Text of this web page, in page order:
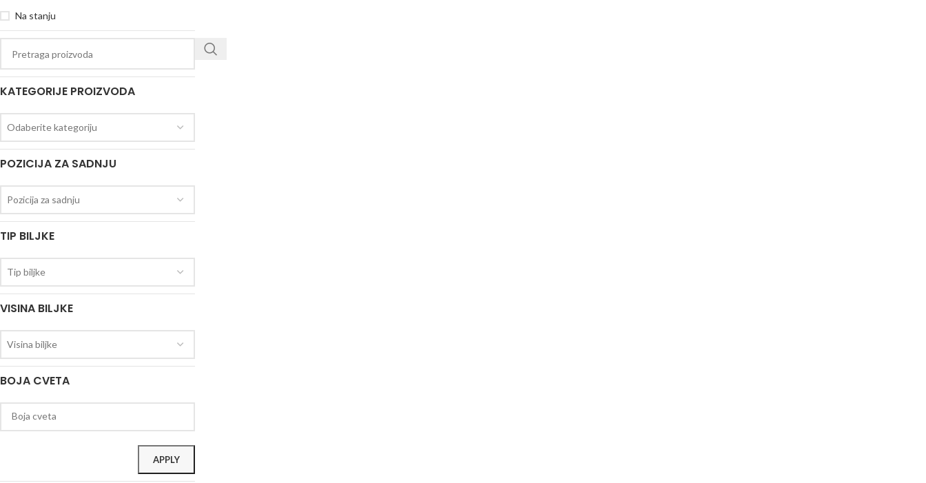
Na stanju
KATEGORIJE PROIZVODA
Odaberite kategoriju
POZICIJA ZA SADNJU
Pozicija za sadnju
TIP BILJKE
Tip biljke
VISINA BILJKE
Visina biljke
BOJA CVETA
APPLY